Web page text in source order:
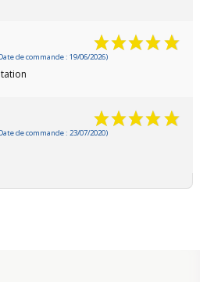
de commande : 19/06/2026)
de commande : 23/07/2020)